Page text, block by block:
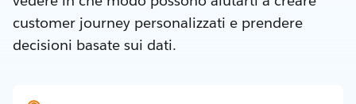
customer journey personalizzati e prendere
decisioni basate sui dati.